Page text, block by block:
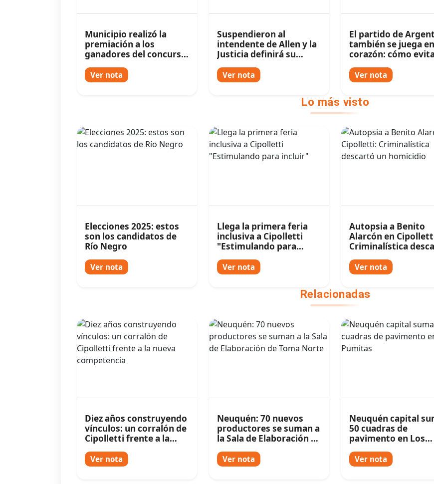
Municipio realizó la
premiación a los
ganadores del concurso
Ver nota
Suspendieron al
intendente de Allen y la
Justicia definirá su
Ver nota
El partido de
también se juega
corazón: cómo
Mundial
Ver nota
Lo más visto
Elecciones 2025: estos
son los candidatos de
Río Negro
Ver nota
Llega la primera feria
inclusiva a Cipolletti
"Estimulando para
Ver nota
Autopsia a Benito
Alarcón en
Criminalística
Ver nota
Relacionadas
Diez años construyendo
vínculos: un corralón de
Cipolletti frente a la
Ver nota
Neuquén: 70 nuevos
productores se suman a
la Sala de Elaboración de
Ver nota
Neuquén capital
50 cuadras de
pavimento en Los
Ver nota